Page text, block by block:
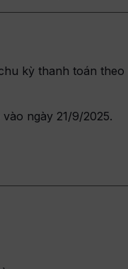
kỳ thanh toán theo
ngày 21/9/2025.